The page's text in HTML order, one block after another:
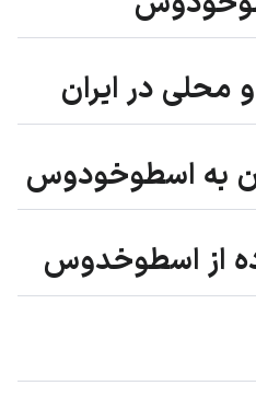
محلی در ایران
به اسطوخودوس
از اسطوخدوس